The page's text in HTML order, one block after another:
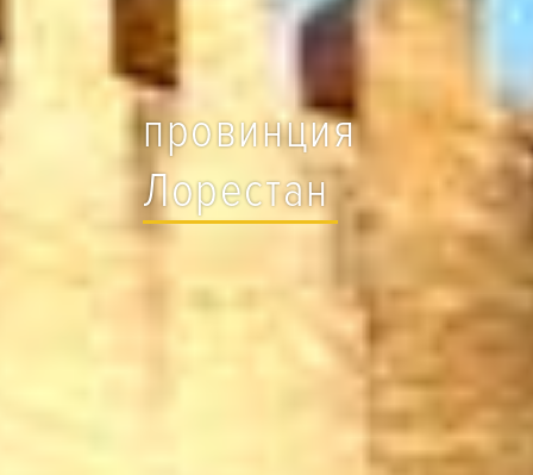
провинция
Лорестан